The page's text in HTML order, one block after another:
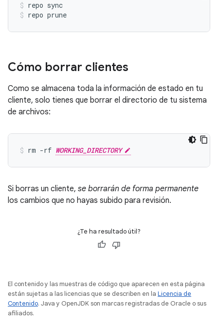
repo sync
repo prune
Cómo borrar clientes
Como se almacena toda la información de estado en tu
cliente, solo tienes que borrar el directorio de tu sistema
de archivos:
rm -rf WORKING_DIRECTORY
Si borras un cliente, se borrarán de forma permanente
los cambios que no hayas subido para revisión.
¿Te ha resultado útil?
El contenido y las muestras de código que aparecen en esta página
están sujetas a las licencias que se describen en la Licencia de
Contenido. Java y OpenJDK son marcas registradas de Oracle o sus
afiliados.